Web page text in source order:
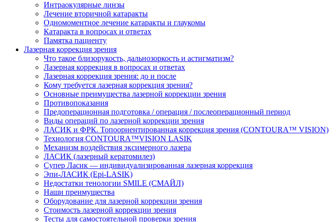
Интраокулярные линзы
Лечение вторичной катаракты
Одномоментное лечение катаракты и глаукомы
Катаракта в вопросах и ответах
Памятка пациенту
Лазерная коррекция зрения
Что такое близорукость, дальнозоркость и астигматизм?
Лазерная коррекция в вопросах и ответах
Лазерная коррекция зрения: до и после
Кому требуется лазерная коррекция зрения?
Основные преимущества лазерной коррекции зрения
Противопоказания
Предоперационная подготовка / операция / послеоперационный период
Виды операций по лазерной коррекции зрения
ЛАСИК и ФРК. Топоориентированная коррекция зрения (CONTOURA™ VISION)
Технология CONTOURA™VISION LASIK
Механизм воздействия эксимерного лазера
ЛАСИК (лазерный кератомилез)
Супер Ласик — индивидуализированная лазерная коррекция
Эпи-ЛАСИК (Epi-LASIK)
Недостатки тенологии SMILE (СМАЙЛ)
Наши преимущества
Оборудование для лазерной коррекции зрения
Стоимость лазерной коррекции зрения
Тесты для самостоятельной проверки зрения